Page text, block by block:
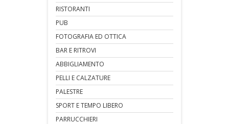
RISTORANTI
PUB
FOTOGRAFIA ED OTTICA
BAR E RITROVI
ABBIGLIAMENTO
PELLI E CALZATURE
PALESTRE
SPORT E TEMPO LIBERO
PARRUCCHIERI